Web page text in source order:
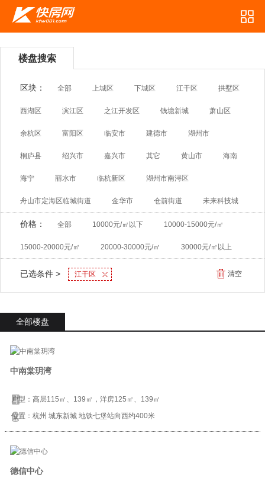
楼盘搜索
区块： 全部 上城区 下城区 江干区 拱墅区
西湖区 滨江区 之江开发区 钱塘新城 萧山区
余杭区 富阳区 临安市 建德市 湖州市
桐庐县 绍兴市 嘉兴市 其它 黄山市 海南
海宁 丽水市 临杭新区 湖州市南浔区
舟山市定海区临城街道 金华市 仓前街道 未来科技城
价格： 全部 10000元/㎡以下 10000-15000元/㎡
15000-20000元/㎡ 20000-30000元/㎡ 30000元/㎡以上
已选条件 > 江干区 清空
全部楼盘
中南棠玥湾
户型：高层115㎡、139㎡，洋房125㎡、139㎡
位置：杭州 城东新城 地铁七堡站向西约400米
德信中心